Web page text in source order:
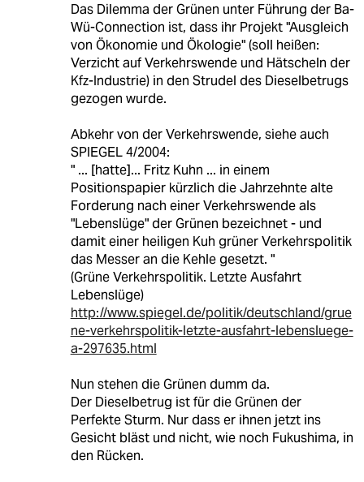
Das Dilemma der Grünen unter Führung der Ba-
Wü-Connection ist, dass ihr Projekt "Ausgleich
von Ökonomie und Ökologie" (soll heißen:
Verzicht auf Verkehrswende und Hätscheln der
Kfz-Industrie) in den Strudel des Dieselbetrugs
gezogen wurde.
Abkehr von der Verkehrswende, siehe auch
SPIEGEL 4/2004:
" ... [hatte]... Fritz Kuhn ... in einem
Positionspapier kürzlich die Jahrzehnte alte
Forderung nach einer Verkehrswende als
"Lebenslüge" der Grünen bezeichnet - und
damit einer heiligen Kuh grüner Verkehrspolitik
das Messer an die Kehle gesetzt. "
(Grüne Verkehrspolitik. Letzte Ausfahrt
Lebenslüge)
http://www.spiegel.de/politik/deutschland/grue
ne-verkehrspolitik-letzte-ausfahrt-lebensluege-
a-297635.html
Nun stehen die Grünen dumm da.
Der Dieselbetrug ist für die Grünen der
Perfekte Sturm. Nur dass er ihnen jetzt ins
Gesicht bläst und nicht, wie noch Fukushima, in
den Rücken.